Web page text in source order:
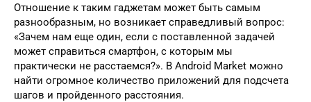
Отношение к таким гаджетам может быть самым
разнообразным, но возникает справедливый вопрос:
«Зачем нам еще один, если с поставленной задачей
может справиться смартфон, с которым мы
практически не расстаемся?». В Android Market можно
найти огромное количество приложений для подсчета
шагов и пройденного расстояния.